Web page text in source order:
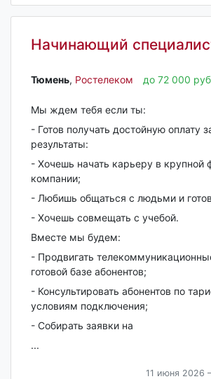
Начинающий
Тюмень‎, Ростелеком до 72 000 руб
Мы ждем тебя если ты:
- Готов получать достойную оплату
результаты:
- Хочешь начать карьеру в крупной
компании;
- Любишь общаться с людьми и
- Хочешь совмещать с учебой.
Вместе мы будем:
- Продвигать
готовой базе абонентов;
- Консультировать абонентов по
условиям подключения;
- Собирать заявки на
...
11 июня 2026